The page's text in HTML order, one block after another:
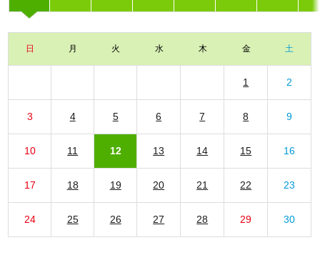
日 月 火 水 木 金 土
1 2
3 4 5 6 7 8 9
10 11 12 13 14 15 16
17 18 19 20 21 22 23
24 25 26 27 28 29 30